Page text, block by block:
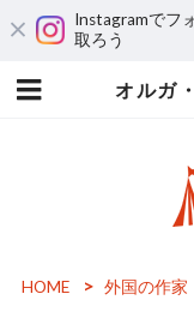
Instagramでフ
取ろう
HOME 外国の作家